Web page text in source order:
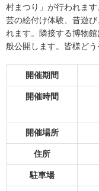
村まつり」が行われま
芸の絵付け体験、昔遊
れます。隣接する博物
般公開します。皆様どう
開催期間
開催時間
開催場所
住所
駐車場